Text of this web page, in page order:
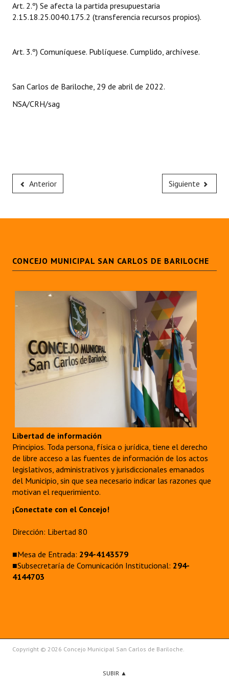
Art. 2.º) Se afecta la partida presupuestaria
2.15.18.25.0040.175.2 (transferencia recursos propios).
Art. 3.º) Comuníquese. Publíquese. Cumplido, archívese.
San Carlos de Bariloche, 29 de abril de 2022.
NSA/CRH/sag
Anterior Siguiente
CONCEJO MUNICIPAL SAN CARLOS DE BARILOCHE
Libertad de información
Principios. Toda persona, física o jurídica, tiene el derecho
de libre acceso a las fuentes de información de los actos
legislativos, administrativos y jurisdiccionales emanados
del Municipio, sin que sea necesario indicar las razones que
motivan el requerimiento.
¡Conectate con el Concejo!
Dirección: Libertad 80
■Mesa de Entrada: 294-4143579
■Subsecretaría de Comunicación Institucional: 294-
4144703
Copyright © 2026 Concejo Municipal San Carlos de Bariloche.
SUBIR ▲